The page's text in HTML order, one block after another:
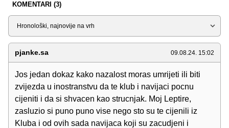
KOMENTARI (3)
Sortiraj
pjanke.sa 09.08.24. 15:02
Jos jedan dokaz kako nazalost moras umrijeti ili biti
zvijezda u inostranstvu da te klub i navijaci pocnu
cijeniti i da si shvacen kao strucnjak. Moj Leptire,
zasluzio si puno puno vise nego sto su te cijenili iz
Kluba i od ovih sada navijaca koji su zacudjeni i